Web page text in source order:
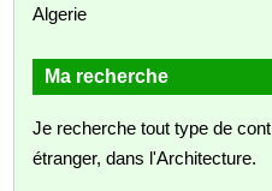
Algerie
Ma recherche
Je recherche tout type de
étranger, dans l'Architecture.